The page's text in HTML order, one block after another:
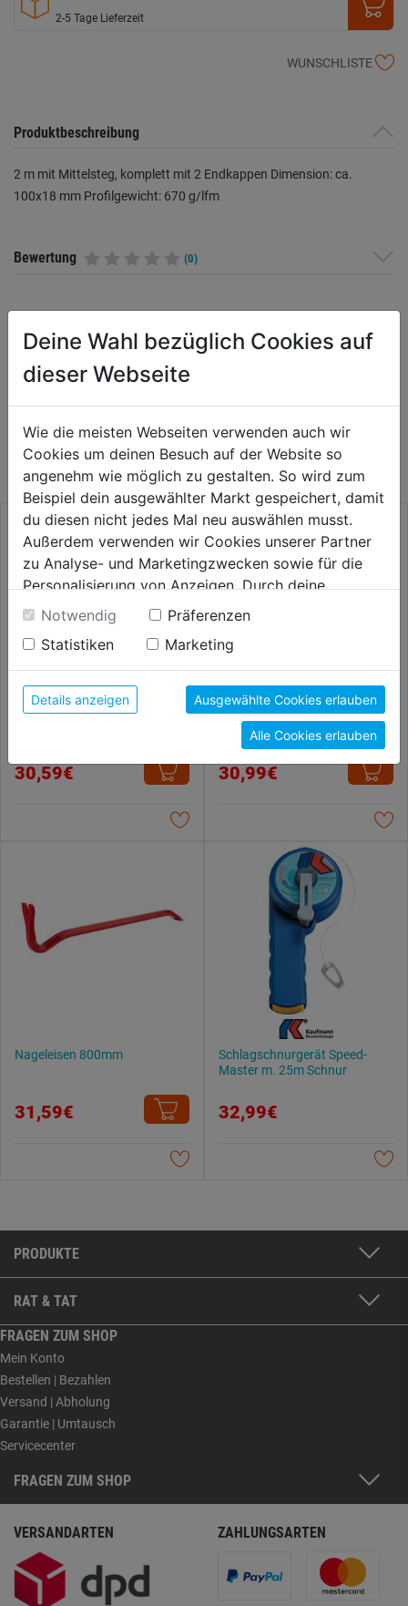
2-5 Tage Lieferzeit
WUNSCHLISTE
Produktbeschreibung
2 m mit Mittelsteg, komplett mit 2 Endkappen Dimension: ca.
100x18 mm Profilgewicht: 670 g/lfm
Bewertung (0)
WEITERE PRODUKTE AUS DIESER
KATEGORIE
Schlagschnurgerät Kunststoff
30,59€
Alu-Gipserhobel 500x85mm 8
Stahlklingen
30,99€
Nageleisen 800mm
31,59€
Schlagschnurgerät Speed-
Master m. 25m Schnur
32,99€
PRODUKTE
RAT & TAT
FRAGEN ZUM SHOP
Mein Konto
Bestellen | Bezahlen
Versand | Abholung
Garantie | Umtausch
Servicecenter
FRAGEN ZUM SHOP
VERSANDARTEN ZAHLUNGSARTEN
Deine Wahl bezüglich Cookies auf
dieser Webseite
Wie die meisten Webseiten verwenden auch wir
Cookies um deinen Besuch auf der Website so
angenehm wie möglich zu gestalten. So wird zum
Beispiel dein ausgewählter Markt gespeichert, damit
du diesen nicht jedes Mal neu auswählen musst.
Außerdem verwenden wir Cookies unserer Partner
zu Analyse- und Marketingzwecken sowie für die
Personalisierung von Anzeigen. Durch deine
Einwilligung werden die Daten von Drittanbieter,
unter anderem auch in den USA, verarbeitet.
Durch Klick auf "Alle Cookies erlauben" stimmst du
der Verwendung aller Cookies zu. Unter "Details
anzeigen" findest du alle Infos zu den
unterschiedlichen Cookies, unter "Cookies
Konfigurieren" kannst du auswählen, welche Cookies
du zulassen möchtest und welche nicht.
Weitere Informationen findest du in unserer
Notwendig
Präferenzen
Statistiken
Marketing
Details anzeigen Ausgewählte Cookies erlauben
Alle Cookies erlauben